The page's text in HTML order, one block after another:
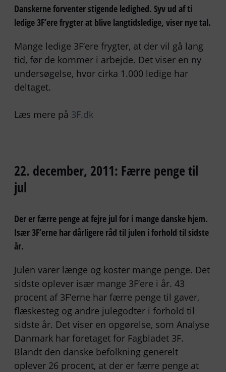
Danskerne forventer stigende ledighed. Syv ud af ti
ledige 3F’ere frygter at blive langtidsledige, viser nye tal.
Mange ledige 3F’ere frygter, at der vil gå lang
tid, før de kommer i arbejde. Det viser en ny
undersøgelse, hvor cirka 1.000 ledige har
deltaget.
Læs mere på 3F.dk
22. december, 2011: Færre penge til
jul
Der er færre penge at fejre jul for i mange danske hjem.
Især 3F’erne har dårligere råd til julen i forhold til sidste
år.
Julen varer længe og koster mange penge. Det
sidste oplever især mange 3F’ere i år. 43
procent af 3F’erne har færre penge til gaver,
flæskesteg og andre julegodter i forhold til
sidste år. Det viser en opgørelse, som Analyse
Danmark har foretaget for Fagbladet 3F.
Blandt den danske befolkning generelt
oplever 26 procent, at der er færre penge at